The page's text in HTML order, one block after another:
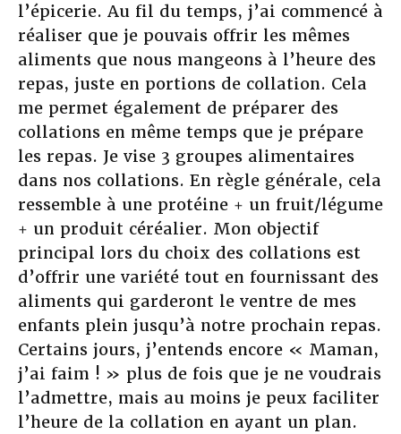
l’épicerie. Au fil du temps, j’ai commencé à
réaliser que je pouvais offrir les mêmes
aliments que nous mangeons à l’heure des
repas, juste en portions de collation. Cela
me permet également de préparer des
collations en même temps que je prépare
les repas. Je vise 3 groupes alimentaires
dans nos collations. En règle générale, cela
ressemble à une protéine + un fruit/légume
+ un produit céréalier. Mon objectif
principal lors du choix des collations est
d’offrir une variété tout en fournissant des
aliments qui garderont le ventre de mes
enfants plein jusqu’à notre prochain repas.
Certains jours, j’entends encore « Maman,
j’ai faim ! » plus de fois que je ne voudrais
l’admettre, mais au moins je peux faciliter
l’heure de la collation en ayant un plan.